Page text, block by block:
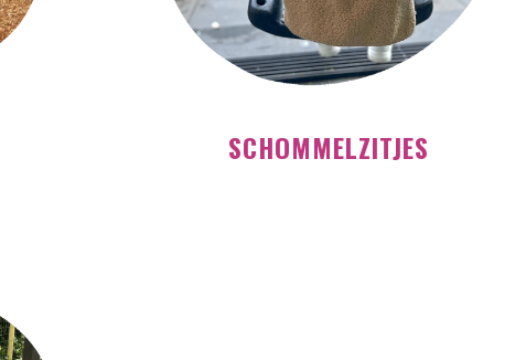
SCHOMMELZITJES